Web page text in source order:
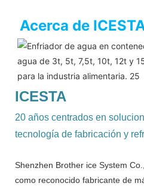
Acerca de
ICESTA
20 años centrados en
tecnología de fabricación y
Shenzhen Brother ice System
como reconocido fabricante de